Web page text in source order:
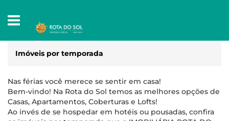
Imóveis por temporada
Nas férias você merece se sentir em casa!
Bem-vindo! Na Rota do Sol temos as melhores opções de
Casas, Apartamentos, Coberturas e Lofts!
Ao invés de se hospedar em hotéis ou pousadas, confira